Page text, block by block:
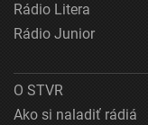
Rádio Litera
Rádio Junior
O STVR
Ako si naladiť rádiá